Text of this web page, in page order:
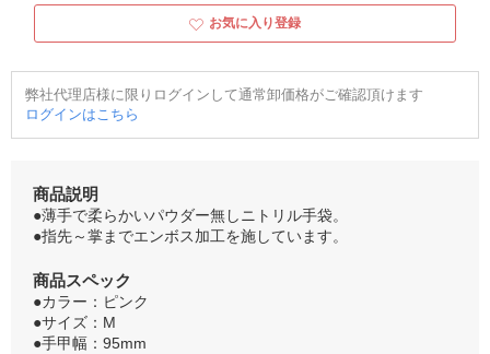
お気に入り登録
弊社代理店様に限りログインして通常卸価格がご確認頂けます
ログインはこちら
商品説明
●薄手で柔らかいパウダー無しニトリル手袋。
●指先～掌までエンボス加工を施しています。
商品スペック
●カラー：ピンク
●サイズ：M
●手甲幅：95mm